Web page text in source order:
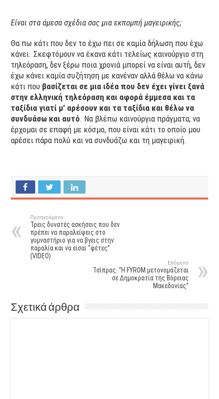
Είναι στα άμεσα σχέδια σας μια εκπομπή μαγειρικής;
Θα πω κάτι που δεν το έχω πει σε καμία δήλωση που έχω
κάνει. Σκεφτόμουν να έκανα κάτι τελείως καινούργιο στη
τηλεόραση, δεν ξέρω ποια χρονιά μπορεί να είναι αυτή, δεν
έχω κάνει καμία συζήτηση με κανέναν αλλά θέλω να κάνω
κάτι που βασίζεται σε μια ιδέα που δεν έχει γίνει ξανά
στην ελληνική τηλεόραση και αφορά έμμεσα και τα
ταξίδια γιατί μ’ αρέσουν και τα ταξίδια και θέλω να
συνδυάσω και αυτό. Να βλέπω καινούργια πράγματα, να
έρχομαι σε επαφή με κόσμο, που είναι κάτι το οποίο μου
αρέσει πάρα πολύ και να συνδυάζω και τη μαγειρική.
Προηγούμενο
Τρεις δυνατές ασκήσεις που δεν
πρέπει να παραλείψεις στο
γυμναστήριο για να βγεις στην
παραλία και να είσαι “φέτες”
(VIDEO)
Επόμενο
Τσίπρας: “Η FYROM μετονομάζεται
σε Δημοκρατία της Βόρειας
Μακεδονίας”
Σχετικά άρθρα